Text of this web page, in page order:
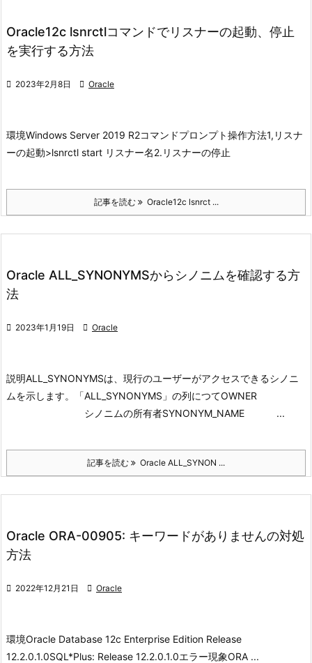
Oracle12c lsnrctlコマンドでリスナーの起動、停止
を実行する方法
 2023年2月8日  Oracle
環境Windows Server 2019 R2コマンドプロンプト操作方法1,リスナ
ーの起動>lsnrctl start リスナー名2.リスナーの停止
記事を読む Oracle12c lsnrct ...
Oracle ALL_SYNONYMSからシノニムを確認する方
法
 2023年1月19日  Oracle
説明ALL_SYNONYMSは、現行のユーザーがアクセスできるシノニ
ムを示します。
「ALL_SYNONYMS」の列につてOWNER
シノニムの所有者SYNONYM_NAME ...
記事を読む Oracle ALL_SYNON ...
Oracle ORA-00905: キーワードがありませんの対処
方法
 2022年12月21日  Oracle
環境Oracle Database 12c Enterprise Edition Release
12.2.0.1.0SQL*Plus: Release 12.2.0.1.0エラー現象ORA ...